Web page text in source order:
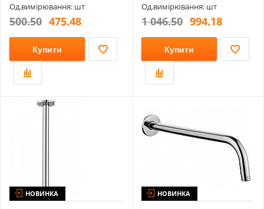
Од.вимірювання: шт
500.50 475.48
Купити
Од.вимірювання: шт
1 046.50 994.18
Купити
НОВИНКА НОВИНКА